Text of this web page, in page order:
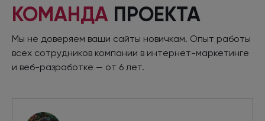
КОМАНДА ПРОЕКТА
Мы не доверяем ваши сайты новичкам. Опыт работы
всех сотрудников компании в интернет-маркетинге
и веб-разработке — от 6 лет.